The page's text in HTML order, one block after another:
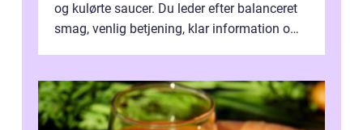
og kulørte saucer. Du leder efter balanceret
smag, venlig betjening, klar information om